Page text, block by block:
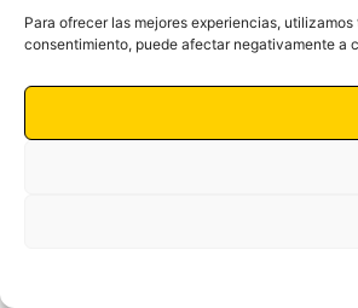
Para ofrecer las mejores experiencias,
consentimiento, puede afectar negativamente a